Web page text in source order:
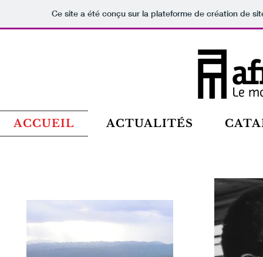
Ce site a été conçu sur la plateforme de création de
ACCUEIL ACTUALITÉS